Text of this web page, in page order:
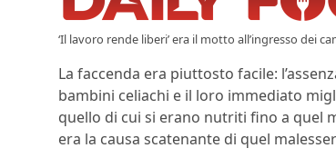
‘Il lavoro rende liberi’ era il motto all’ingresso dei
La faccenda era piuttosto facile:
bambini celiachi e il loro immediato
quello di cui si erano nutriti fino a quel
era la causa scatenante di quel